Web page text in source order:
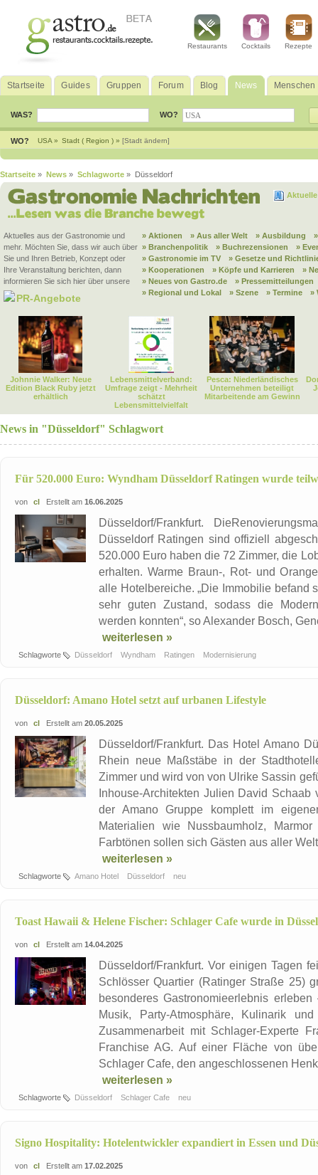
Restaurants Cocktails Rezepte
Startseite Guides Gruppen Forum Blog News Menschen
WAS? WO?
WO? USA » Stadt ( Region ) » [Stadt ändern]
Startseite » News » Schlagworte » Düsseldorf
Aktuelles aus der Gastronomie und
mehr. Möchten Sie, dass wir auch über
Sie und Ihren Betrieb, Konzept oder
Ihre Veranstaltung berichten, dann
informieren Sie sich hier über unsere
PR-Angebote
» Aktionen » Aus aller Welt » Ausbildung
» Branchenpolitik
» Buchrezensionen
»
» Gastronomie im TV
» Gesetze und
» Kooperationen
» Köpfe und Karrieren
»
» Neues von Gastro.de
» Pressemitteilungen
» Regional und Lokal
» Szene » Termine »
Johnnie Walker: Neue
Edition Black Ruby jetzt
erhältlich
Lebensmittelverband:
Umfrage zeigt - Mehrheit
schätzt
Lebensmittelvielfalt
Pesca: Niederländisches
Unternehmen beteiligt
Mitarbeitende am Gewinn
News in "Düsseldorf" Schlagwort
Für 520.000 Euro: Wyndham Düsseldorf Ratingen wurde
von cl Erstellt am 16.06.2025
Düsseldorf/Frankfurt.
Düsseldorf Ratingen sind offiziell
520.000 Euro haben die 72 Zimmer, die
erhalten. Warme Braun-, Rot- und
alle Hotelbereiche. „Die Immobilie befand
sehr guten Zustand, sodass die
werden konnten“, so Alexander Bosch,
weiterlesen »
Schlagworte Düsseldorf Wyndham Ratingen Modernisierung
Düsseldorf: Amano Hotel setzt auf urbanen Lifestyle
von cl Erstellt am 20.05.2025
Düsseldorf/Frankfurt. Das Hotel Amano
Rhein neue Maßstäbe in der
Zimmer und wird von von Ulrike Sassin
Inhouse-Architekten Julien David
der Amano Gruppe komplett im
Materialien wie Nussbaumholz,
Farbtönen sollen sich Gästen aus aller
weiterlesen »
Schlagworte Amano Hotel Düsseldorf neu
Toast Hawaii & Helene Fischer: Schlager Cafe wurde in
von cl Erstellt am 14.04.2025
Düsseldorf/Frankfurt. Vor einigen Tagen
Schlösser Quartier (Ratinger Straße 25)
besonderes Gastronomieerlebnis
Musik, Party-Atmosphäre, Kulinarik
Zusammenarbeit mit Schlager-Experte
Franchise AG. Auf einer Fläche von
Schlager Cafe, den angeschlossenen
weiterlesen »
Schlagworte Düsseldorf Schlager Cafe neu
Signo Hospitality: Hotelentwickler expandiert in Essen und
von cl Erstellt am 17.02.2025